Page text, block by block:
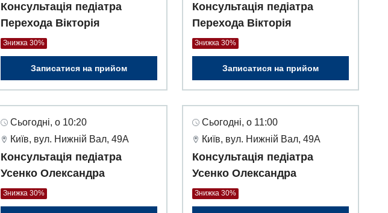
Консультація педіатра
Перехода Вікторія
Знижка 30%
Записатися на прийом
Консультація педіатра
Перехода Вікторія
Знижка 30%
Записатися на прийом
Сьогодні, о 10:20
Київ, вул. Нижній Вал, 49А
Консультація педіатра
Усенко Олександра
Знижка 30%
Сьогодні, о 11:00
Київ, вул. Нижній Вал, 49А
Консультація педіатра
Усенко Олександра
Знижка 30%